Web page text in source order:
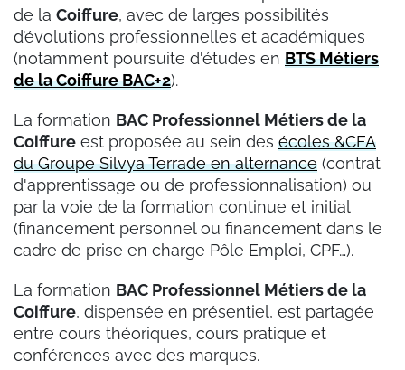
de la Coiffure, avec de larges possibilités
d’évolutions professionnelles et académiques
(notamment poursuite d'études en BTS Métiers
de la Coiffure BAC+2).
La formation BAC Professionnel Métiers de la
Coiffure est proposée au sein des écoles &CFA
du Groupe Silvya Terrade en alternance (contrat
d'apprentissage ou de professionnalisation) ou
par la voie de la formation continue et initial
(financement personnel ou financement dans le
cadre de prise en charge Pôle Emploi, CPF…).
La formation BAC Professionnel Métiers de la
Coiffure, dispensée en présentiel, est partagée
entre cours théoriques, cours pratique et
conférences avec des marques.